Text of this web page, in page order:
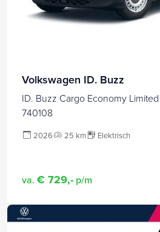
Volkswagen ID. Buzz
ID. Buzz Cargo Economy
740108
2026 25 km Elektrisch
va. € 729,- p/m